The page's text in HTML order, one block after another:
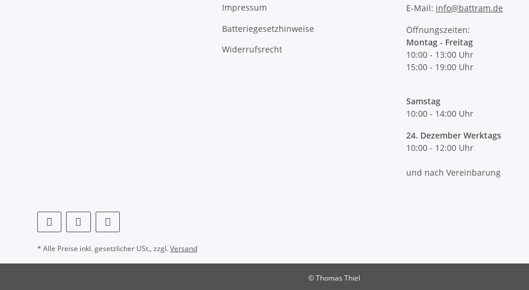
Impressum
Batteriegesetzhinweise
Widerrufsrecht
E-Mail: info@battram.de
Öffnungszeiten:
Montag - Freitag
10:00 - 13:00 Uhr
15:00 - 19:00 Uhr
Samstag
10:00 - 14:00 Uhr
24. Dezember Werktags
10:00 - 12:00 Uhr
und nach Vereinbarung
* Alle Preise inkl. gesetzlicher USt., zzgl.Versand
© Thomas Thiel